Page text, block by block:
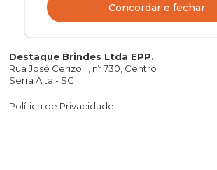
Destaque Brindes Ltda EPP.
Rua José Cerizolli, nº 730, Centro
Serra Alta - SC
Política de Privacidade
Concordar e fechar